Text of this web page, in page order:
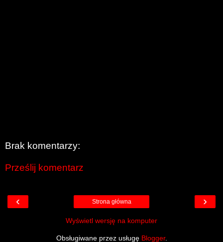
Brak komentarzy:
Prześlij komentarz
‹ ›
Strona główna
Wyświetl wersję na komputer
Obsługiwane przez usługę Blogger.